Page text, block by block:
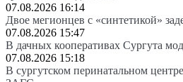
07.08.2026 16:14
Двое мегионцев с «синтетикой»
07.08.2026 15:47
В дачных кооперативах Сургута
07.08.2026 15:18
В сургутском перинатальном